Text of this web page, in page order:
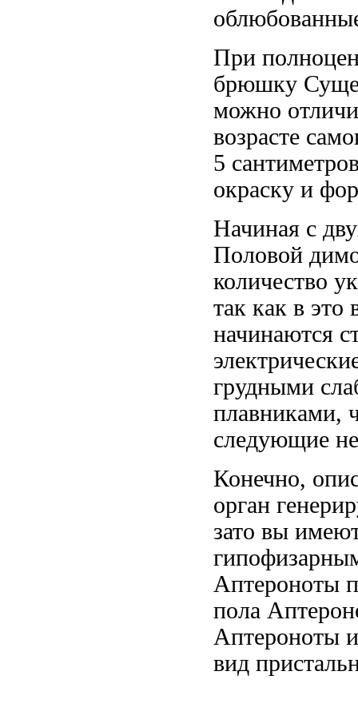
При
брюшку
можно
возрасте
5
окраску и
Начиная с
Половой
количество
так как в это
начинаются
грудными
плавниками,
следующие
Конечно,
орган
зато вы
Аптероноты
пола
Аптероноты
вид